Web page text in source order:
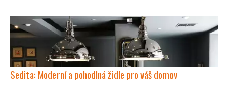
Sedita: Moderní a pohodlná židle pro váš domov